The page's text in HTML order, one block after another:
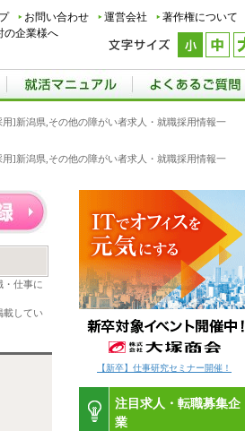
お問い合わせ 運営会社
著作権について
の企業様へ
用]新潟県,その他の障がい者求人・就職採用情報一
用]新潟県,その他の障がい者求人・就職採用情報一
・仕事に
載してい
【新卒】仕事研究セミナー開催！
注目求人・転職募集企
業